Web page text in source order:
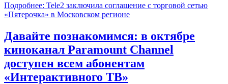
Подробнее: Tele2 заключила соглашение с торговой сетью
«Пятерочка» в Московском регионе
Давайте познакомимся: в октябре
киноканал Paramount Channel
доступен всем абонентам
«Интерактивного ТВ»